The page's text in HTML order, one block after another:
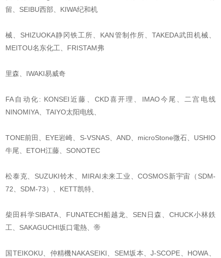
留、SEIBU西部、KIWA纪和机
械、SHIZUOKA静冈铁工所、KAN管制作所、TAKEDA武田机械、
MEITOU名东化工、FRISTAM弗
里森、IWAKI易威奇
FA自动化: KONSEI近藤、CKD喜开理、IMAO今尾、二宫电线
NINOMIYA、TAIYO太阳电线、
TONE前田、EYE岩崎、S-VSNAS、AND、microStone微石、USHIO
牛尾、ETOH江藤、SONOTEC
松泰克、SUZUKI铃木、MIRAI未来工业、COSMOS新宇宙（SDM-
72、SDM-73）、KETT凯特、
柴田科学SIBATA、FUNATECH船越龙、SEN日森、CHUCK小林鉄
工、SAKAGUCHI坂口電熱、帝
国TEIKOKU、仲精機NAKASEIKI、SEM坂本、J-SCOPE、HOWA、